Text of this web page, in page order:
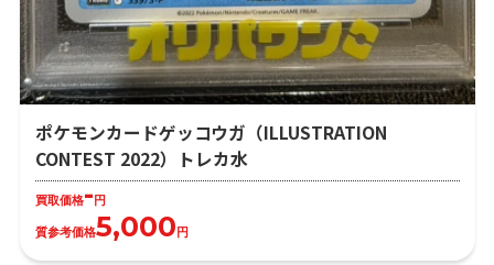
ポケモンカードゲッコウガ（ILLUSTRATION
CONTEST 2022）トレカ水
買取価格- 円
質参考価格5,000 円